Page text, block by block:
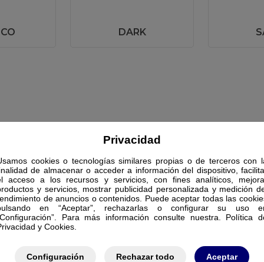
Privacidad
cookies o tecnologías similares propias o de terceros con
de almacenar o acceder a información del dispositivo,
acceso a los recursos y servicios, con fines analíticos,
y servicios, mostrar publicidad personalizada y medición
de anuncios o contenidos. Puede aceptar todas las
en “Aceptar”, rechazarlas o configurar su uso
Para más información consulte nuestra. Política
y Cookies.
Configuración Rechazar todo Aceptar
DARK